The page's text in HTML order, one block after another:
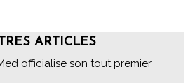
ARTICLES
officialise son tout premier